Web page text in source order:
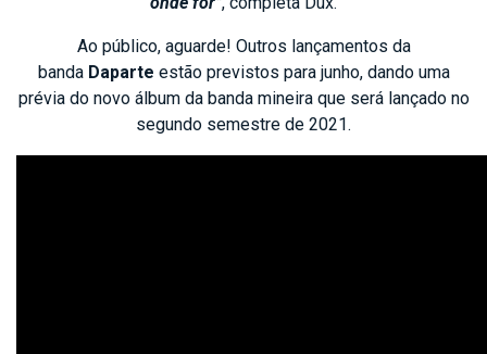
Ao público, aguarde! Outros lançamentos da
banda Daparte estão previstos para junho, dando uma
prévia do novo álbum da banda mineira que será lançado no
segundo semestre de 2021.